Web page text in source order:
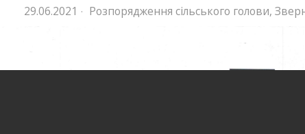
29.06.2021 · Розпорядження сільського голови,